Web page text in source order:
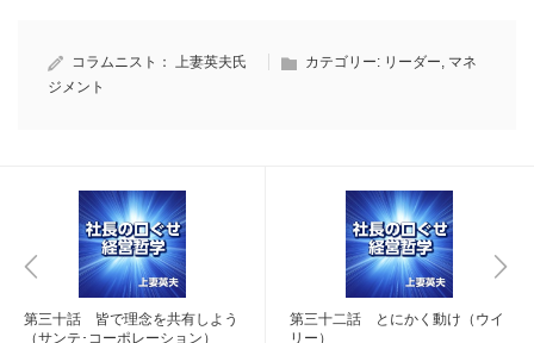
コラムニスト： 上妻英夫氏 カテゴリー: リーダー, マネ
ジメント
第三十話 皆で理念を共有しよう
（サンテ･コーポレーション）
第三十二話 とにかく動け（ウイ
リー）